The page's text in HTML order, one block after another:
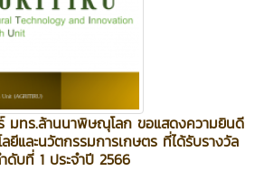
มทร.ล้านนาพิษณุโลก ขอแสดงความยินดี
ยีและนวัตกรรมการเกษตร ที่ได้รับรางวัล
บที่ 1 ประจำปี 2566